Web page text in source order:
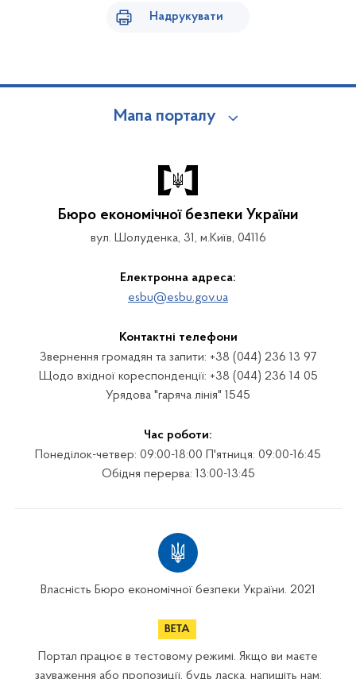
Надрукувати
Мапа порталу
Бюро економічної безпеки України
вул. Шолуденка, 31, м.Київ, 04116
Електронна адреса:
esbu@esbu.gov.ua
Контактні телефони
Звернення громадян та запити: +38 (044) 236 13 97
Щодо вхідної кореспонденції: +38 (044) 236 14 05
Урядова "гаряча лінія" 1545
Час роботи:
Понеділок-четвер: 09:00-18:00 П'ятниця: 09:00-16:45
Обідня перерва: 13:00-13:45
Власність Бюро економічної безпеки України. 2021
Портал працює в тестовому режимі. Якщо ви маєте
зауваження або пропозиції, будь ласка, напишіть нам: